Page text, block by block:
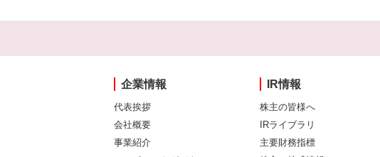
企業情報
代表挨拶
会社概要
事業紹介
IR情報
株主の皆様へ
IRライブラリ
主要財務指標